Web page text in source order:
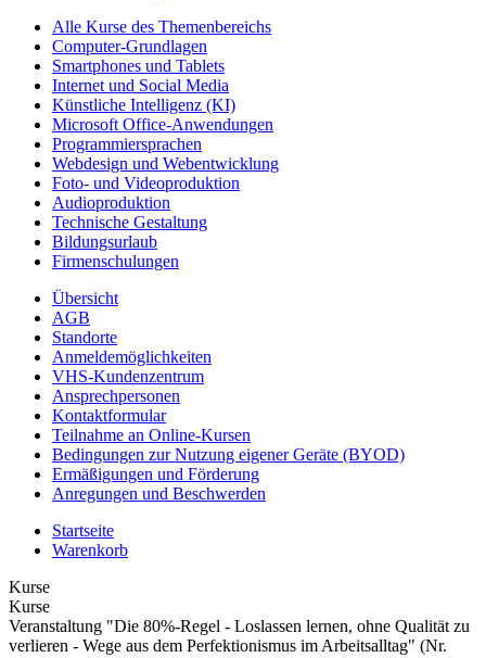
Alle Kurse des Themenbereichs
Computer-Grundlagen
Smartphones und Tablets
Internet und Social Media
Künstliche Intelligenz (KI)
Microsoft Office-Anwendungen
Programmiersprachen
Webdesign und Webentwicklung
Foto- und Videoproduktion
Audioproduktion
Technische Gestaltung
Bildungsurlaub
Firmenschulungen
Übersicht
AGB
Standorte
Anmeldemöglichkeiten
VHS-Kundenzentrum
Ansprechpersonen
Kontaktformular
Teilnahme an Online-Kursen
Bedingungen zur Nutzung eigener Geräte (BYOD)
Ermäßigungen und Förderung
Anregungen und Beschwerden
Startseite
Warenkorb
Kurse
Kurse
Veranstaltung "Die 80%-Regel - Loslassen lernen, ohne Qualität zu
verlieren - Wege aus dem Perfektionismus im Arbeitsalltag" (Nr.